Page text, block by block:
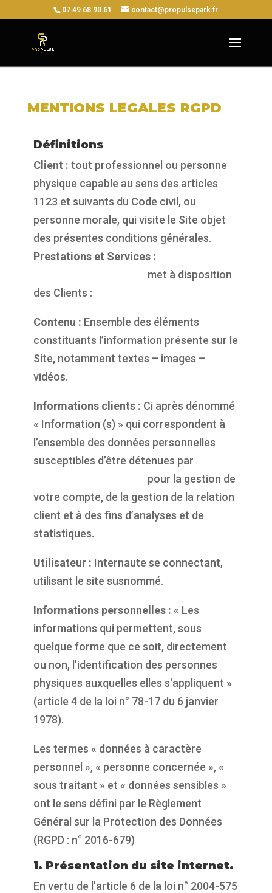
07.49.68.90.61 contact@propulsepark.fr
MENTIONS LEGALES RGPD
Définitions
Client : tout professionnel ou personne
physique capable au sens des articles
1123 et suivants du Code civil, ou
personne morale, qui visite le Site objet
des présentes conditions générales.
Prestations et Services :
met à disposition
des Clients :
Contenu : Ensemble des éléments
constituants l’information présente sur le
Site, notamment textes – images –
vidéos.
Informations clients : Ci après dénommé
« Information (s) » qui correspondent à
l’ensemble des données personnelles
susceptibles d’être détenues par
pour la gestion de
votre compte, de la gestion de la relation
client et à des fins d’analyses et de
statistiques.
Utilisateur : Internaute se connectant,
utilisant le site susnommé.
Informations personnelles : « Les
informations qui permettent, sous
quelque forme que ce soit, directement
ou non, l'identification des personnes
physiques auxquelles elles s'appliquent »
(article 4 de la loi n° 78-17 du 6 janvier
1978).
Les termes « données à caractère
personnel », « personne concernée », «
sous traitant » et « données sensibles »
ont le sens défini par le Règlement
Général sur la Protection des Données
(RGPD : n° 2016-679)
1. Présentation du site internet.
En vertu de l'article 6 de la loi n° 2004-575